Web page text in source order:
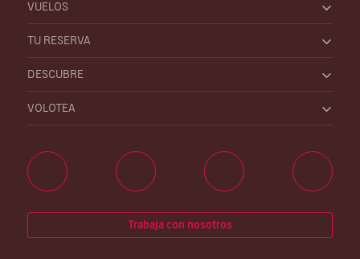
VUELOS
TU RESERVA
DESCUBRE
VOLOTEA
Trabaja con nosotros